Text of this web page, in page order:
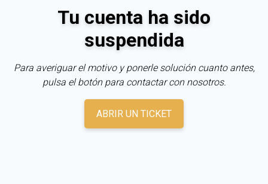
Tu cuenta ha sido
suspendida
Para averiguar el motivo y ponerle solución cuanto antes,
pulsa el botón para contactar con nosotros.
ABRIR UN TICKET